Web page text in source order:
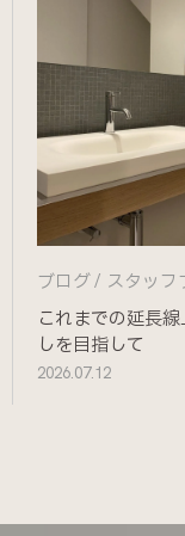
これまでの延長
しを目指して
ブログ スタッフ
2026.07.12